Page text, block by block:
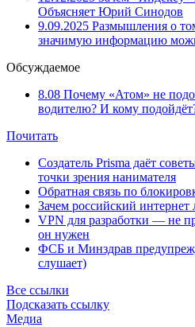
Объясняет Юрий Синодов
9.09.2025 Размышления о
значимую информацию
Обсуждаемое
8.08 Почему «Атом» не
водителю? И кому
Почитать
Создатель Prisma даёт
точки зрения нанимателя
Обратная связь по
Зачем российский
VPN для разработки — не
он нужен
ФСБ и Минздрав
слушает)
Все ссылки
Подсказать ссылку
Медиа